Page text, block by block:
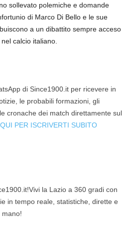
sollevato polemiche e domande
di Marco Di Bello e le sue
a un dibattito sempre acceso
calcio italiano.
di Since1900.it per ricevere in
le probabili formazioni, gli
cronache dei match direttamente sul
PER ISCRIVERTI SUBITO
la Lazio a 360 gradi con
in tempo reale, statistiche, dirette e
mano!